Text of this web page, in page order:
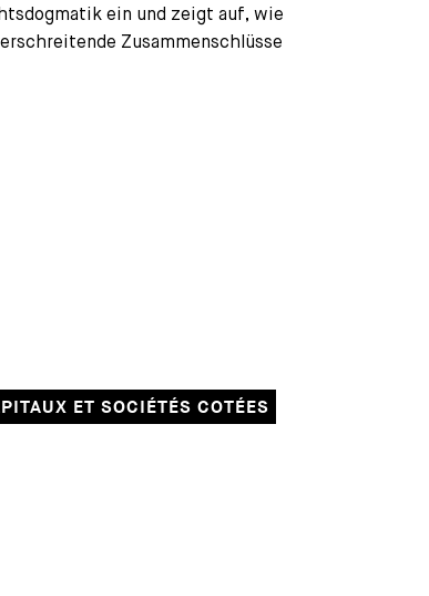
ein und zeigt auf, wie
Zusammenschlüsse
ET SOCIÉTÉS COTÉES